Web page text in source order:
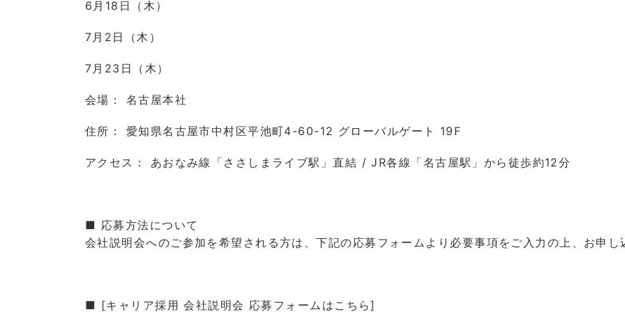
6月18日（木）
7月2日（木）
7月23日（木）
会場： 名古屋本社
住所： 愛知県名古屋市中村区平池町4-60-12 グローバルゲート 19F
アクセス： あおなみ線「ささしまライブ駅」直結 / JR各線「名古屋駅」から徒歩約12分
■ 応募方法について
会社説明会へのご参加を希望される方は、下記の応募フォームより必要事項をご入力の上、お申し
■ [キャリア採用 会社説明会 応募フォームはこちら]